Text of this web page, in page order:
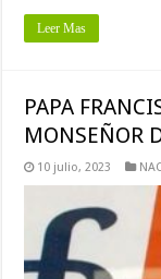
Leer Mas
PAPA
MONSEÑOR
10 julio, 2023